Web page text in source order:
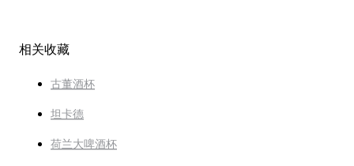
相关收藏
古董酒杯
坦卡德
荷兰大啤酒杯